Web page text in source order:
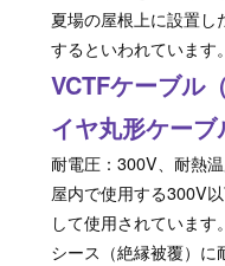
夏場の屋根上に設置
するといわれています。
VCTFケーブル
イヤ丸形ケーブ
耐電圧：300V、耐熱
屋内で使用する300V
して使用されています。
シース（絶縁被覆）に